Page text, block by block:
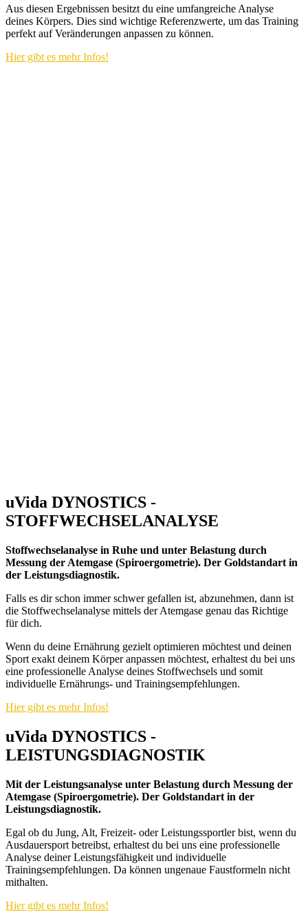
Aus diesen Ergebnissen besitzt du eine umfangreiche Analyse
deines Körpers. Dies sind wichtige Referenzwerte, um das Training
perfekt auf Veränderungen anpassen zu können.
Hier gibt es mehr Infos!
uVida DYNOSTICS -
STOFFWECHSELANALYSE
Stoffwechselanalyse in Ruhe und unter Belastung durch
Messung der Atemgase (Spiroergometrie). Der Goldstandart in
der Leistungsdiagnostik.
Falls es dir schon immer schwer gefallen ist, abzunehmen, dann ist
die Stoffwechselanalyse mittels der Atemgase genau das Richtige
für dich.
Wenn du deine Ernährung gezielt optimieren möchtest und deinen
Sport exakt deinem Körper anpassen möchtest, erhaltest du bei uns
eine professionelle Analyse deines Stoffwechsels und somit
individuelle Ernährungs- und Trainingsempfehlungen.
Hier gibt es mehr Infos!
uVida DYNOSTICS -
LEISTUNGSDIAGNOSTIK
Mit der Leistungsanalyse unter Belastung durch Messung der
Atemgase (Spiroergometrie). Der Goldstandart in der
Leistungsdiagnostik.
Egal ob du Jung, Alt, Freizeit- oder Leistungssportler bist, wenn du
Ausdauersport betreibst, erhaltest du bei uns eine professionelle
Analyse deiner Leistungsfähigkeit und individuelle
Trainingsempfehlungen. Da können ungenaue Faustformeln nicht
mithalten.
Hier gibt es mehr Infos!